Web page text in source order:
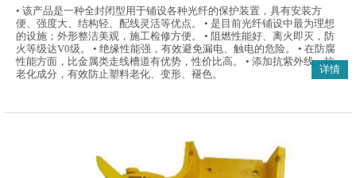
• 该产品是一种全封闭型用于铺设各种光纤的保护装置，具有安装方
便、强度大、结构轻、配线灵活等优点。 • 是目前光纤铺设中最为理想
的设施；外形整洁美观，施工检修方便。 • 阻燃性能好、离火即灭，防
火等级达V0级。 • 绝缘性能强，有效避免漏电、触电的危险。 • 在防腐
性能方面，比金属类走线槽道有优势，性价比高。 • 添加抗紫外线、抗
老化成分，有效防止塑料老化、变形、褪色。
详情